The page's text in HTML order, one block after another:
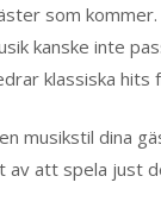
som
kanske inte
klassiska hits
musikstil dina
av att spela just